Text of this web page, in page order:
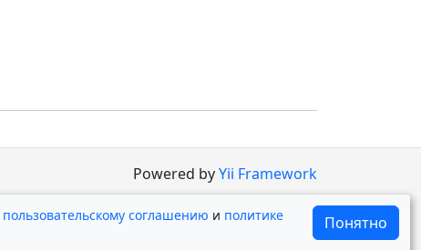
пользовательскому соглашению и политике
Понятно
Powered byYii Framework